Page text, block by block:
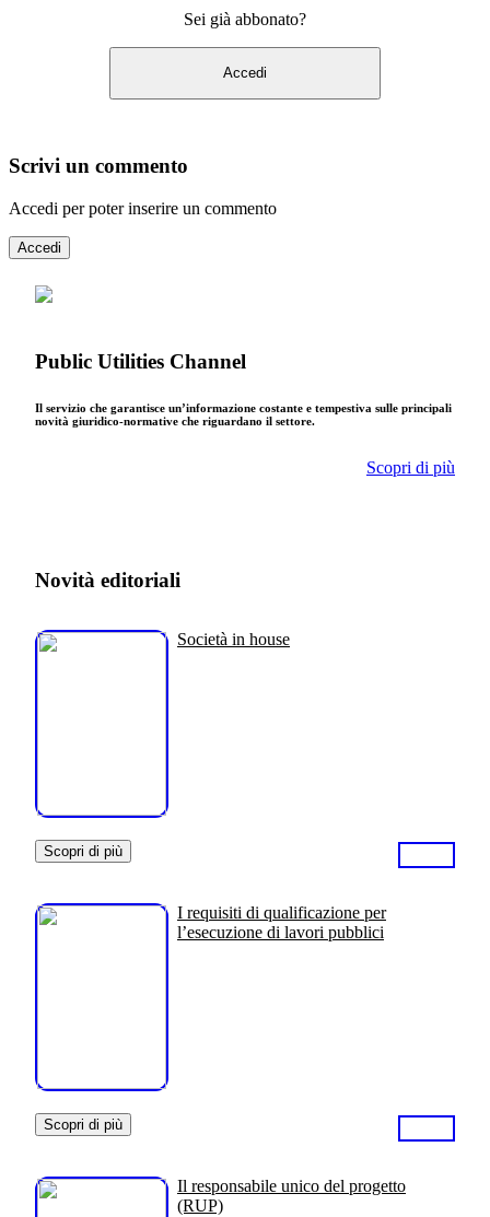
Sei già abbonato?
Accedi
Scrivi un commento
Accedi per poter inserire un commento
Accedi
Public Utilities Channel
Il servizio che garantisce un’informazione costante e tempestiva sulle principali
novità giuridico-normative che riguardano il settore.
Scopri di più
Novità editoriali
Società in house
Scopri di più
I requisiti di qualificazione per
l’esecuzione di lavori pubblici
Scopri di più
Il responsabile unico del progetto
(RUP)